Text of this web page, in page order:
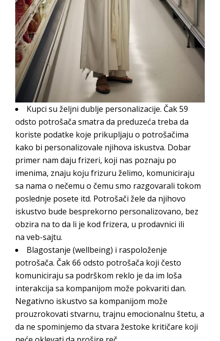
Kupci su željni dublje personalizacije. Čak59
odsto potrošača smatra da preduzeća treba da
koriste podatke koje prikupljaju o potrošačima
kako bi personalizovale njihova iskustva. Dobar
primer nam daju frizeri, koji nas poznaju po
imenima, znaju koju frizuru želimo, komuniciraju
sa nama o nečemu o čemu smo razgovarali tokom
poslednje posete itd. Potrošači žele da njihovo
iskustvo bude besprekorno personalizovano, bez
obzira na to da li je kod frizera, u prodavnici ili
naveb-sajtu.
Blagostanje (wellbeing) i raspoloženje
potrošača. Čak 66 odsto potrošača koji često
komuniciraju sa podrškom reklo je da im loša
interakcija sa kompanijom može pokvariti dan.
Negativno iskustvo sa kompanijom može
prouzrokovati stvarnu, trajnu emocionalnu štetu, a
da ne spominjemo da stvara žestoke kritičare koji